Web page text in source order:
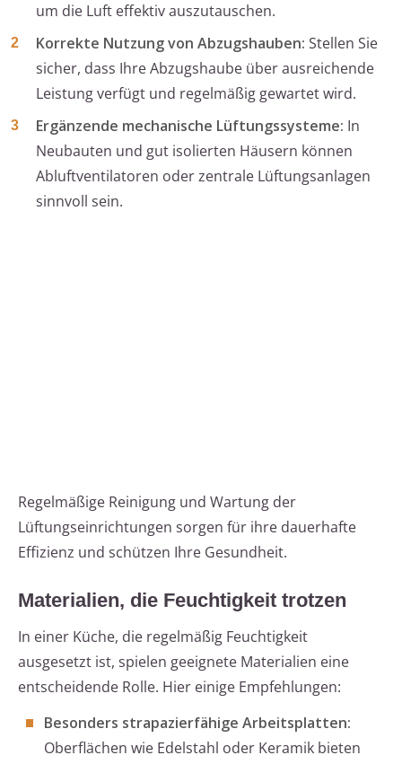
um die Luft effektiv auszutauschen.
Korrekte Nutzung von Abzugshauben: Stellen Sie
sicher, dass Ihre Abzugshaube über ausreichende
Leistung verfügt und regelmäßig gewartet wird.
Ergänzende mechanische Lüftungssysteme: In
Neubauten und gut isolierten Häusern können
Abluftventilatoren oder zentrale Lüftungsanlagen
sinnvoll sein.
Regelmäßige Reinigung und Wartung der
Lüftungseinrichtungen sorgen für ihre dauerhafte
Effizienz und schützen Ihre Gesundheit.
Materialien, die Feuchtigkeit trotzen
In einer Küche, die regelmäßig Feuchtigkeit
ausgesetzt ist, spielen geeignete Materialien eine
entscheidende Rolle. Hier einige Empfehlungen:
Besonders strapazierfähige Arbeitsplatten:
Oberflächen wie Edelstahl oder Keramik bieten